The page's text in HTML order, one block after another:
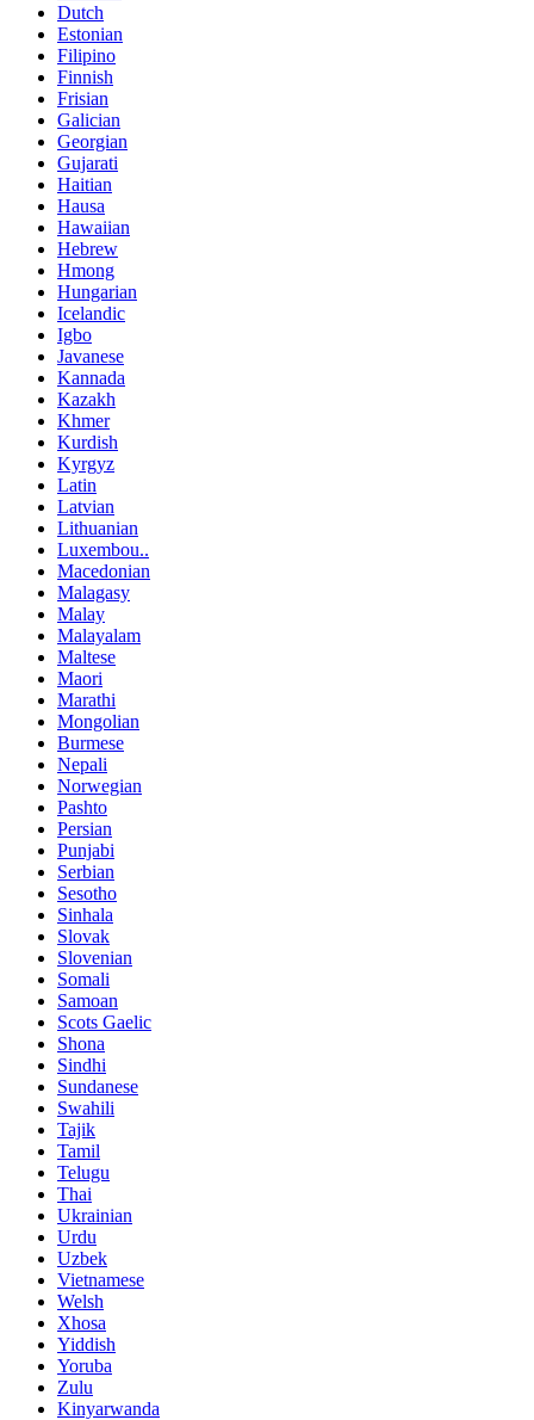
Dutch
Estonian
Filipino
Finnish
Frisian
Galician
Georgian
Gujarati
Haitian
Hausa
Hawaiian
Hebrew
Hmong
Hungarian
Icelandic
Igbo
Javanese
Kannada
Kazakh
Khmer
Kurdish
Kyrgyz
Latin
Latvian
Lithuanian
Luxembou..
Macedonian
Malagasy
Malay
Malayalam
Maltese
Maori
Marathi
Mongolian
Burmese
Nepali
Norwegian
Pashto
Persian
Punjabi
Serbian
Sesotho
Sinhala
Slovak
Slovenian
Somali
Samoan
Scots Gaelic
Shona
Sindhi
Sundanese
Swahili
Tajik
Tamil
Telugu
Thai
Ukrainian
Urdu
Uzbek
Vietnamese
Welsh
Xhosa
Yiddish
Yoruba
Zulu
Kinyarwanda